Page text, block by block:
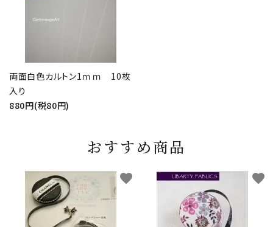
両面白色カルトン1ｍｍ 10枚
入り
880円(税80円)
おすすめ商品
favorite favorite